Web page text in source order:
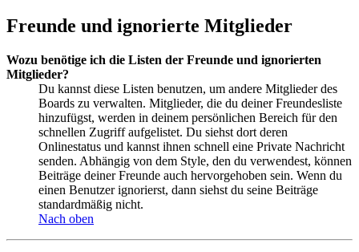
Freunde und ignorierte Mitglieder
Wozu benötige ich die Listen der Freunde und ignorierten
Mitglieder?
Du kannst diese Listen benutzen, um andere Mitglieder des
Boards zu verwalten. Mitglieder, die du deiner Freundesliste
hinzufügst, werden in deinem persönlichen Bereich für den
schnellen Zugriff aufgelistet. Du siehst dort deren
Onlinestatus und kannst ihnen schnell eine Private Nachricht
senden. Abhängig von dem Style, den du verwendest, können
Beiträge deiner Freunde auch hervorgehoben sein. Wenn du
einen Benutzer ignorierst, dann siehst du seine Beiträge
standardmäßig nicht.
Nach oben